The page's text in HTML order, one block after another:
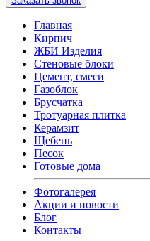
Главная
Кирпич
ЖБИ Изделия
Стеновые блоки
Цемент, смеси
Газоблок
Брусчатка
Тротуарная плитка
Керамзит
Щебень
Песок
Готовые дома
Фотогалерея
Акции и новости
Блог
Контакты